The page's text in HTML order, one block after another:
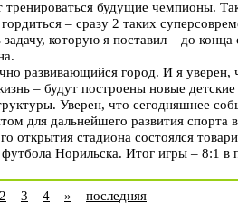
тренироваться будущие чемпионы.
– сразу 2 таких
которую я поставил – до
развивающийся город. И я уверен,
– будут построены новые
Уверен, что сегодняшнее
для дальнейшего развития
открытия стадиона состоялся
Норильска. Итог игры – 8:1 в
2 3 4 » последняя